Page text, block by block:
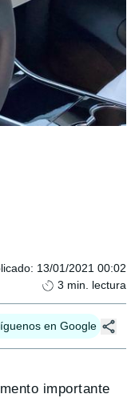
: 13/01/2021 00:02
3 min. lectura
en Google
importante